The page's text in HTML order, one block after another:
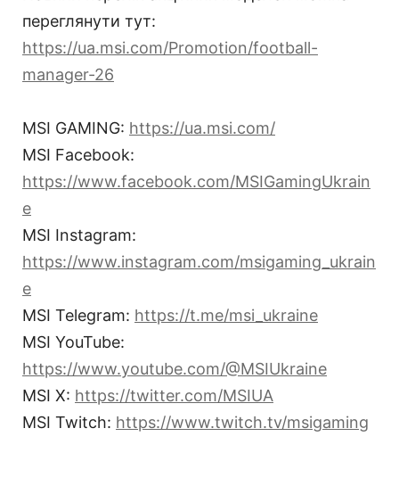
переглянути тут:
https://ua.msi.com/Promotion/football-
manager-26
MSI GAMING: https://ua.msi.com/
MSI Facebook:
https://www.facebook.com/MSIGamingUkrain
e
MSI Instagram:
https://www.instagram.com/msigaming_ukrain
e
MSI Telegram: https://t.me/msi_ukraine
MSI YouTube:
https://www.youtube.com/@MSIUkraine
MSI X: https://twitter.com/MSIUA
MSI Twitch: https://www.twitch.tv/msigaming